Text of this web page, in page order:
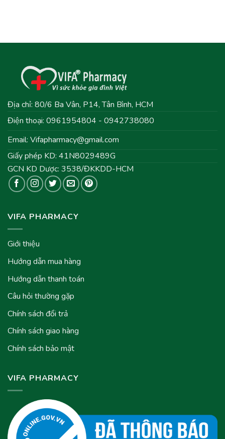
Địa chỉ: 80/6 Ba Vân, P14, Tân Bình, HCM
Điện thoại: 0961954804 - 0942738080
Email: Vifapharmacy@gmail.com
Giấy phép KD: 41N8029489G
GCN KD Dược: 3538/ĐKKDD-HCM
VIFA PHARMACY
Giới thiệu
Hướng dẫn mua hàng
Hướng dẫn thanh toán
Câu hỏi thường gặp
Chính sách đổi trả
Chính sách giao hàng
Chính sách bảo mật
VIFA PHARMACY